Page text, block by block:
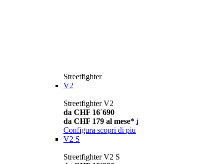
Streetfighter
V2
Streetfighter V2
da CHF 16´690
da CHF 179 al mese* i
Configura scopri di piu
V2 S
Streetfighter V2 S